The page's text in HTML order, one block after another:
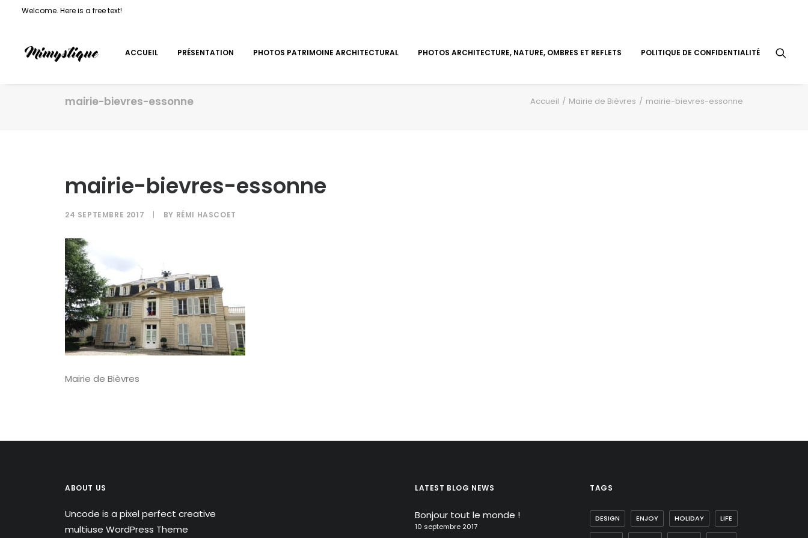
Welcome. Here is a free text!
ACCUEIL PRÉSENTATION PHOTOS PATRIMOINE ARCHITECTURAL PHOTOS ARCHITECTURE, NATURE, OMBRES ET REFLETS POLITIQUE DE CONFIDENTIALITÉ
mairie-bievres-essonne Accueil Mairie de Bièvres mairie-bievres-essonne
mairie-bievres-essonne
24 SEPTEMBRE 2017 | BY RÉMI HASCOET
Mairie de Bièvres
ABOUT US
Uncode is a pixel perfect creative
multiuse WordPress Theme
LATEST BLOG NEWS
Bonjour tout le monde !
10 septembre 2017
TAGS
DESIGN ENJOY HOLIDAY LIFE